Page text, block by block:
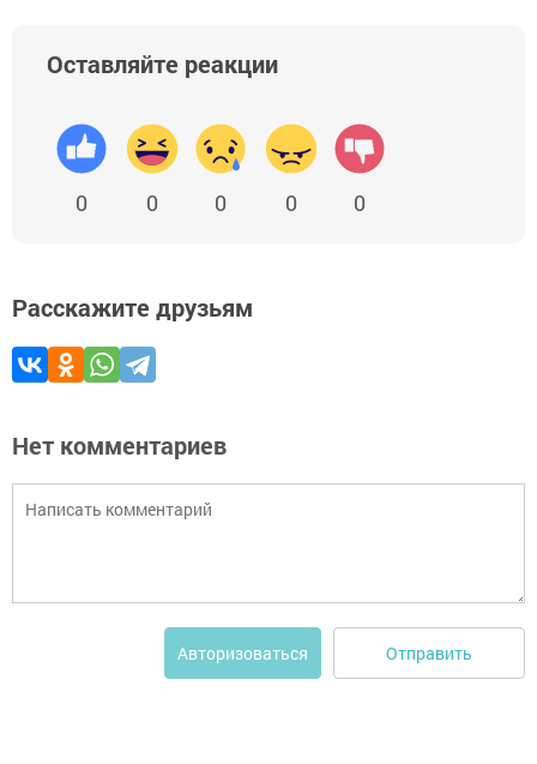
Оставляйте реакции
0 0 0 0 0
Расскажите друзьям
Нет комментариев
Авторизоваться Отправить